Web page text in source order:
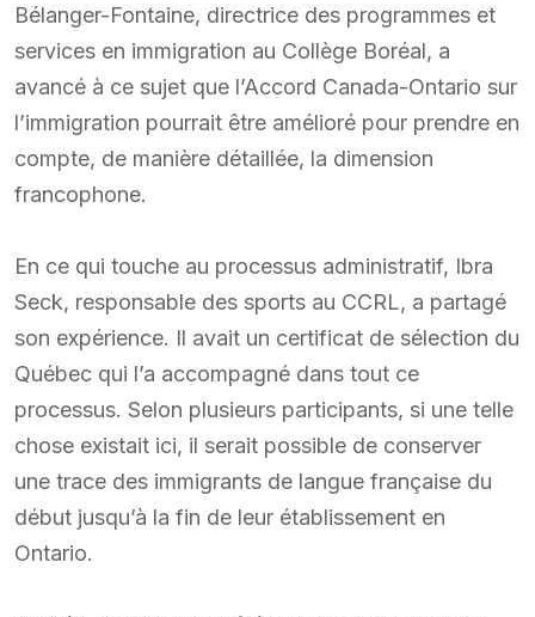
Bélanger-Fontaine, directrice des programmes et
services en immigration au Collège Boréal, a
avancé à ce sujet que l’Accord Canada-Ontario sur
l’immigration pourrait être amélioré pour prendre en
compte, de manière détaillée, la dimension
francophone.
En ce qui touche au processus administratif, Ibra
Seck, responsable des sports au CCRL, a partagé
son expérience. Il avait un certificat de sélection du
Québec qui l’a accompagné dans tout ce
processus. Selon plusieurs participants, si une telle
chose existait ici, il serait possible de conserver
une trace des immigrants de langue française du
début jusqu’à la fin de leur établissement en
Ontario.